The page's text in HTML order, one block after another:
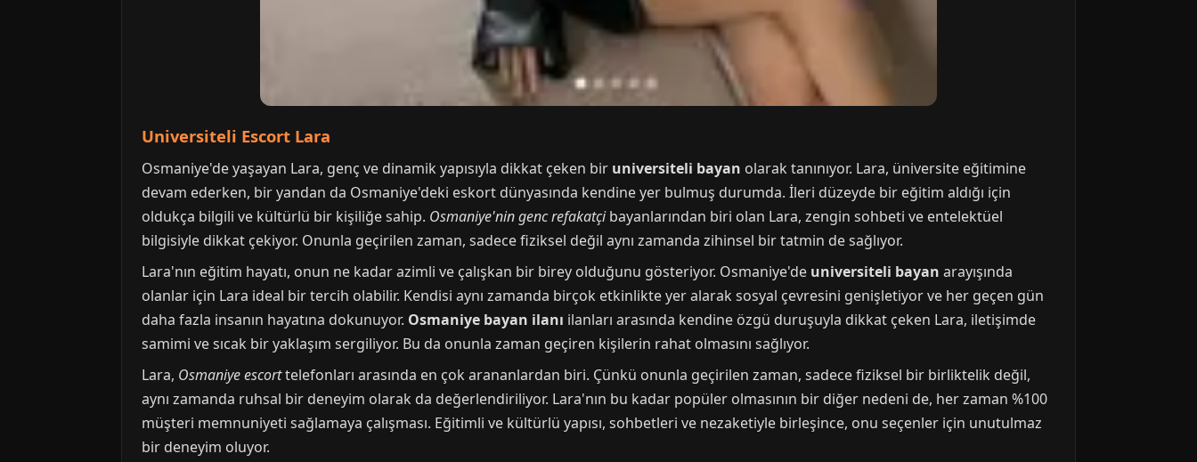
Universiteli Escort Lara
Osmaniye'de yaşayan Lara, genç ve dinamik yapısıyla dikkat çeken bir universiteli bayan olarak tanınıyor. Lara, üniversite eğitimine
devam ederken, bir yandan da Osmaniye'deki eskort dünyasında kendine yer bulmuş durumda. İleri düzeyde bir eğitim aldığı için
oldukça bilgili ve kültürlü bir kişiliğe sahip. Osmaniye'nin genc refakatçibayanlarından biri olan Lara, zengin sohbeti ve entelektüel
bilgisiyle dikkat çekiyor. Onunla geçirilen zaman, sadece fiziksel değil aynı zamanda zihinsel bir tatmin de sağlıyor.
Lara'nın eğitim hayatı, onun ne kadar azimli ve çalışkan bir birey olduğunu gösteriyor. Osmaniye'de universiteli bayan arayışında
olanlar için Lara ideal bir tercih olabilir. Kendisi aynı zamanda birçok etkinlikte yer alarak sosyal çevresini genişletiyor ve her geçen gün
daha fazla insanın hayatına dokunuyor. Osmaniye bayan ilanı ilanları arasında kendine özgü duruşuyla dikkat çeken Lara, iletişimde
samimi ve sıcak bir yaklaşım sergiliyor. Bu da onunla zaman geçiren kişilerin rahat olmasını sağlıyor.
Lara, Osmaniye escorttelefonları arasında en çok arananlardan biri. Çünkü onunla geçirilen zaman, sadece fiziksel bir birliktelik değil,
aynı zamanda ruhsal bir deneyim olarak da değerlendiriliyor. Lara'nın bu kadar popüler olmasının bir diğer nedeni de, her zaman %100
müşteri memnuniyeti sağlamaya çalışması. Eğitimli ve kültürlü yapısı, sohbetleri ve nezaketiyle birleşince, onu seçenler için unutulmaz
bir deneyim oluyor.